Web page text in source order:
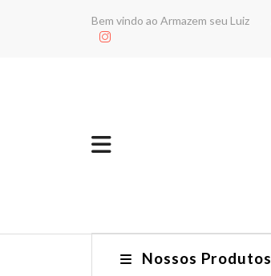
Bem vindo ao Armazem seu Luiz
Nossos Produtos